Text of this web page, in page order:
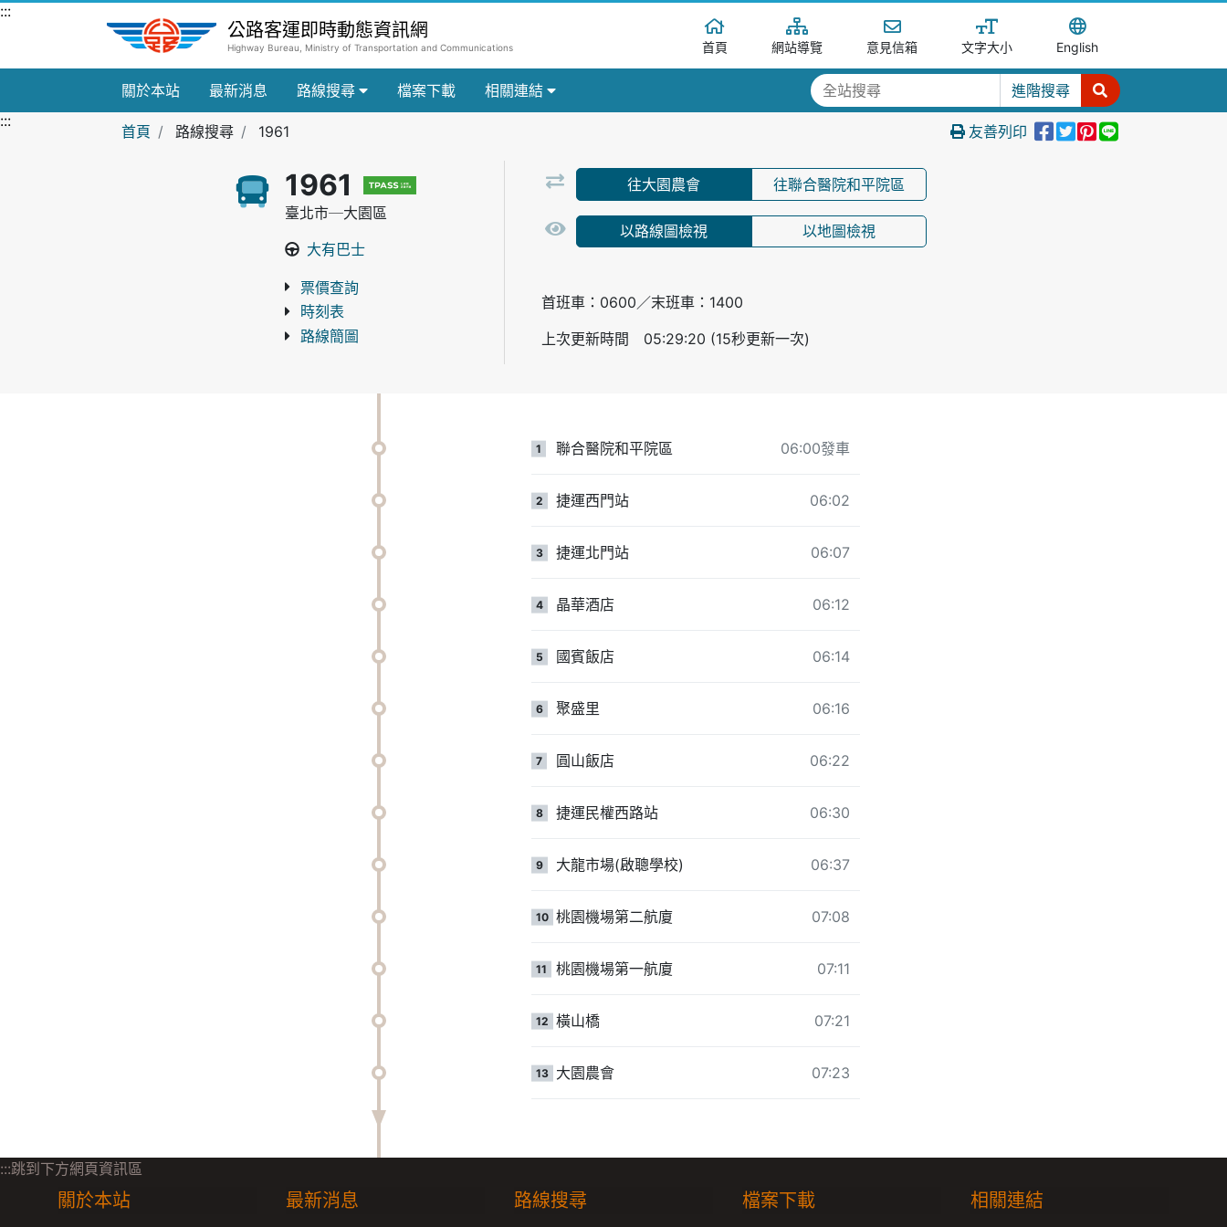
跳到主要內容區
:::
公路客運即時動態資訊網
Highway Bureau, Ministry of Transportation and Communications 首頁 網站導覽 意見信箱 文字大小 English
關於本站 最新消息 路線搜尋 檔案下載 相關連結
進階搜尋
:::
首頁 路線搜尋 1961 友善列印 分享到Facebook
分享至Tweet
分享至
分享至Line
1961
臺北市─大園區
大有巴士
票價查詢
時刻表
路線簡圖
往大園農會 往聯合醫院和平院區
以路線圖檢視 以地圖檢視
首班車：0600／末班車：1400
上次更新時間 05:29:20 (15秒更新一次)
1 聯合醫院和平院區 06:00發車
2 捷運西門站 06:02
3 捷運北門站 06:07
4 晶華酒店 06:12
5 國賓飯店 06:14
6 聚盛里 06:16
7 圓山飯店 06:22
8 捷運民權西路站 06:30
9 大龍市場(啟聰學校) 06:37
10 桃園機場第二航廈 07:08
11 桃園機場第一航廈 07:11
12 橫山橋 07:21
13 大園農會 07:23
:::跳到下方網頁資訊區
關於本站 最新消息 路線搜尋 檔案下載 相關連結